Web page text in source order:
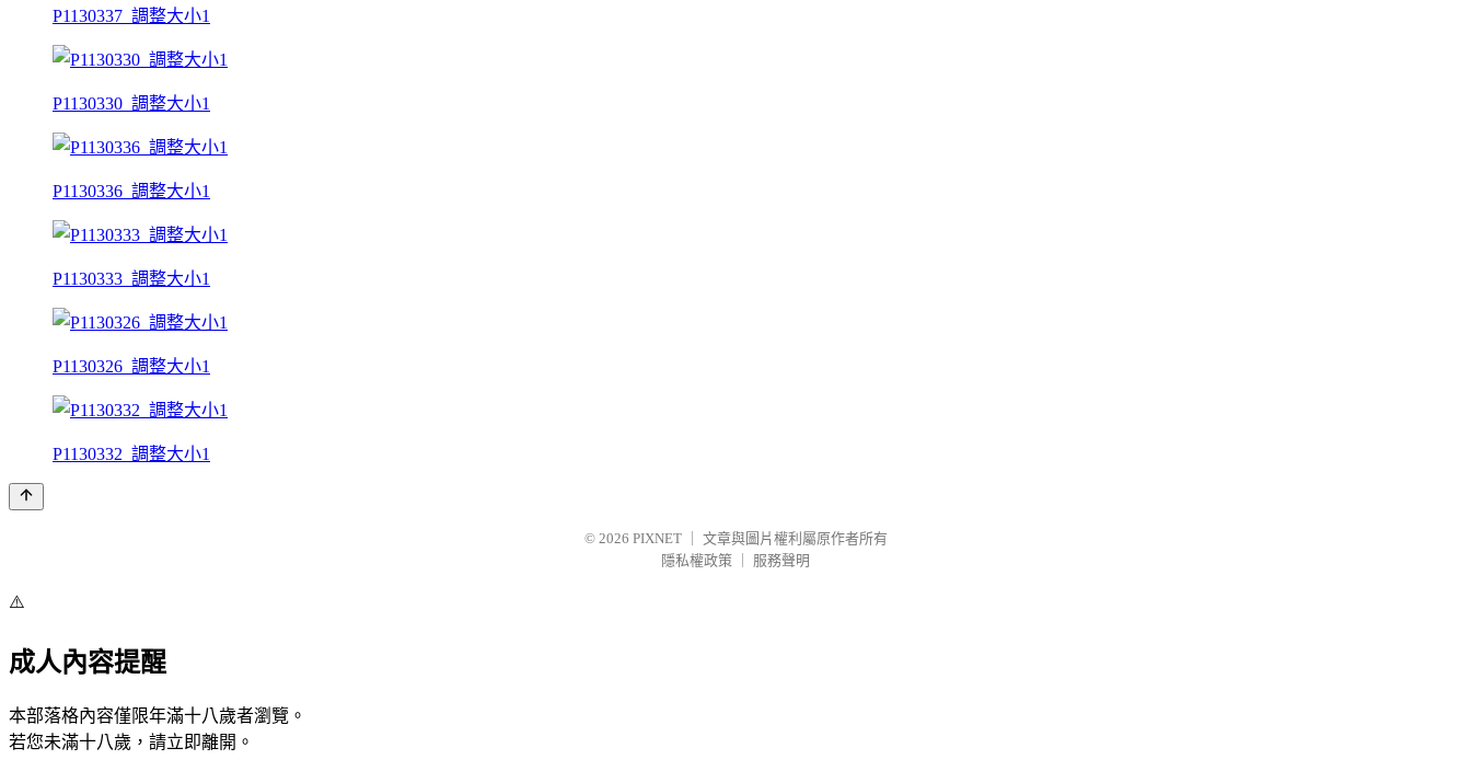
P1130337_調整大小1
P1130330_調整大小1
P1130336_調整大小1
P1130333_調整大小1
P1130326_調整大小1
P1130332_調整大小1
© 2026 PIXNET
文章與圖片權利屬原作者所有
隱私權政策
服務聲明
⚠️
成人內容提醒
本部落格內容僅限年滿十八歲者瀏覽。
若您未滿十八歲，請立即離開。